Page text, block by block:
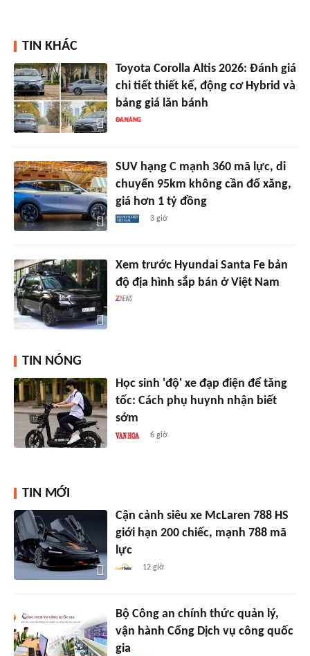
TIN KHÁC
Toyota Corolla Altis 2026: Đánh giá
chi tiết thiết kế, động cơ Hybrid và
bảng giá lăn bánh
SUV hạng C mạnh 360 mã lực, di
chuyển 95km không cần đổ xăng,
giá hơn 1 tỷ đồng
3 giờ
Xem trước Hyundai Santa Fe bản
độ địa hình sắp bán ở Việt Nam
TIN NÓNG
Học sinh 'độ' xe đạp điện để tăng
tốc: Cách phụ huynh nhận biết
sớm
6 giờ
TIN MỚI
Cận cảnh siêu xe McLaren 788 HS
giới hạn 200 chiếc, mạnh 788 mã
lực
12 giờ
Bộ Công an chính thức quản lý,
vận hành Cổng Dịch vụ công quốc
gia